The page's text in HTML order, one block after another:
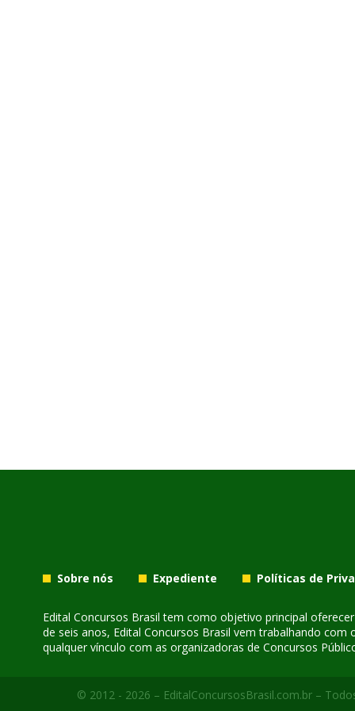
Sobre nós Expediente Políticas de
Edital Concursos Brasil tem como objetivo principal
de seis anos, Edital Concursos Brasil vem trabalhando
qualquer vínculo com as organizadoras de Concursos
© 2012 - 2026 – EditalConcursosBrasil.com.br –